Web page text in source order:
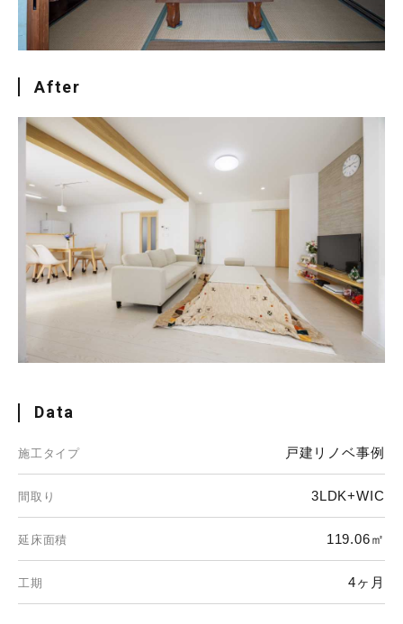
After
Data
施工タイプ 戸建リノベ事例
間取り 3LDK+WIC
延床面積 119.06㎡
工期 4ヶ月